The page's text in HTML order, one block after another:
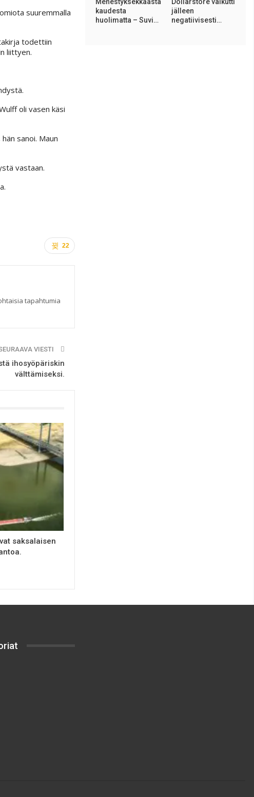
suuremmalla
todettiin
liittyen.
oli vasen käsi
sanoi. Maun
vastaan.
22
tapahtumia
VIESTI
ihosyöpäriskin
välttämiseksi.
saksalaisen
kaudesta
huolimatta – Suvi…
jälleen
negatiivisesti…